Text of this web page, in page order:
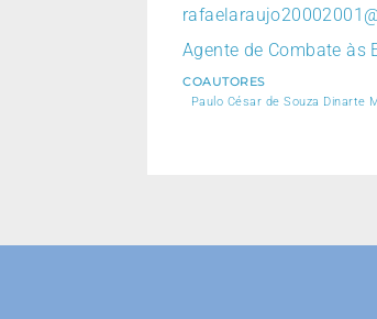
Agente de Combate às
COAUTORES
Paulo César de Souza Dinarte